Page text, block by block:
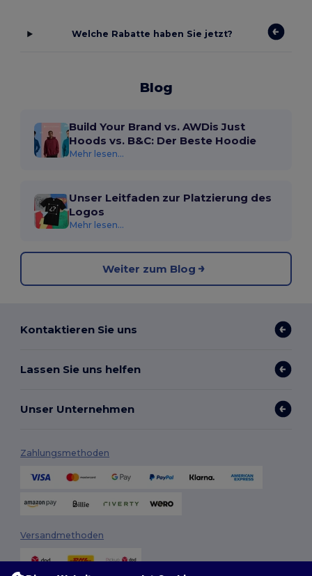
Welche Rabatte haben Sie jetzt?
Blog
Build Your Brand vs. AWDis Just
Hoods vs. B&C: Der Beste Hoodie
Mehr lesen...
Unser Leitfaden zur Platzierung des
Logos
Mehr lesen...
Weiter zum Blog
Kontaktieren Sie uns
Lassen Sie uns helfen
Unser Unternehmen
Zahlungsmethoden
Versandmethoden